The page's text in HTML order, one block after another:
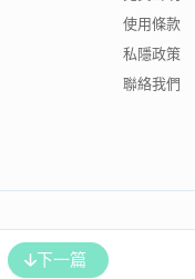
下一篇
使用條款
私隱政策
聯絡我們